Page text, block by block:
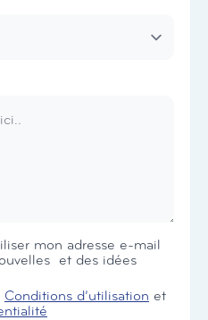
mon adresse e-mail
et des idées
Conditions d’utilisation et